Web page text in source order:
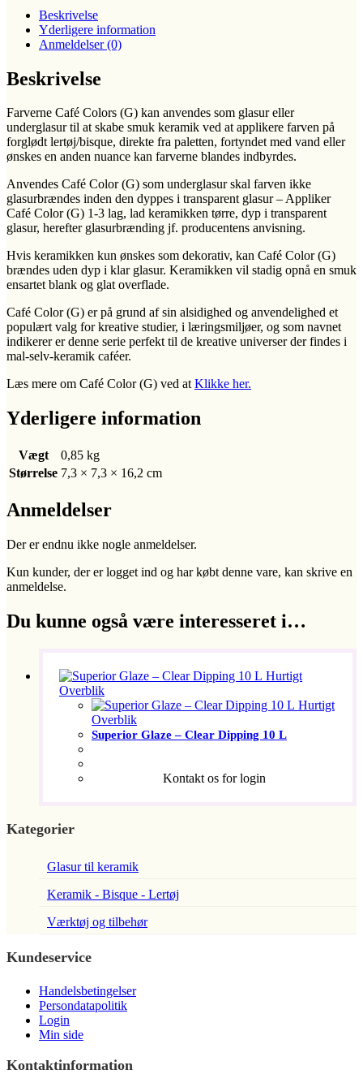
Beskrivelse
Yderligere information
Anmeldelser (0)
Beskrivelse
Farverne Café Colors (G) kan anvendes som glasur eller
underglasur til at skabe smuk keramik ved at applikere farven på
forglødt lertøj/bisque, direkte fra paletten, fortyndet med vand eller
ønskes en anden nuance kan farverne blandes indbyrdes.
Anvendes Café Color (G) som underglasur skal farven ikke
glasurbrændes inden den dyppes i transparent glasur – Appliker
Café Color (G) 1-3 lag, lad keramikken tørre, dyp i transparent
glasur, herefter glasurbrænding jf. producentens anvisning.
Hvis keramikken kun ønskes som dekorativ, kan Café Color (G)
brændes uden dyp i klar glasur. Keramikken vil stadig opnå en smuk
ensartet blank og glat overflade.
Café Color (G) er på grund af sin alsidighed og anvendelighed et
populært valg for kreative studier, i læringsmiljøer, og som navnet
indikerer er denne serie perfekt til de kreative universer der findes i
mal-selv-keramik caféer.
Læs mere om Café Color (G) ved atKlikke her.
Yderligere information
Vægt
0,85 kg
Størrelse 7,3 × 7,3 × 16,2 cm
Anmeldelser
Der er endnu ikke nogle anmeldelser.
Kun kunder, der er logget ind og har købt denne vare, kan skrive en
anmeldelse.
Du kunne også være interesseret i…
Hurtigt
Overblik
Hurtigt
Overblik
Superior Glaze – Clear Dipping 10 L
Kontakt os for login
Kategorier
Glasur til keramik
Keramik - Bisque - Lertøj
Værktøj og tilbehør
Kundeservice
Handelsbetingelser
Persondatapolitik
Login
Min side
Kontaktinformation